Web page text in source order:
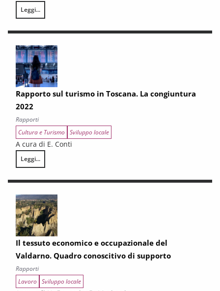
Leggi...
L’AREA LIVORNESE NELLA TRANSIZIONE DEMOGRAFICA. Gli
Rapporto sul turismo in Toscana. La congiuntura
2022
Rapporti
Cultura e Turismo Sviluppo locale
A cura di E. Conti
Leggi...
Rapporto sul turismo in Toscana. La congiuntura 2022
Il tessuto economico e occupazionale del
Valdarno. Quadro conoscitivo di supporto
Rapporti
Lavoro Sviluppo locale